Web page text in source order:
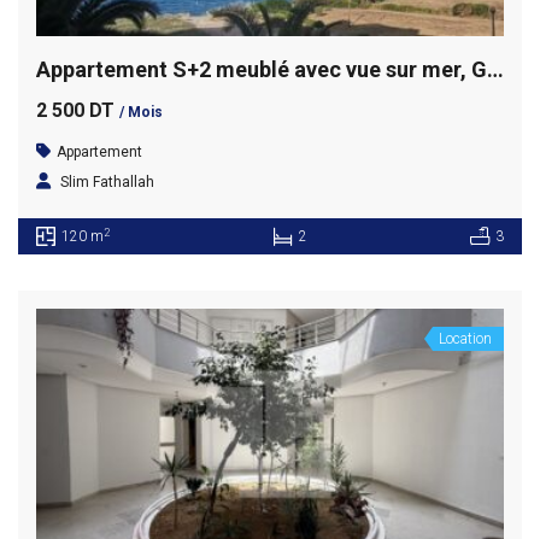
Appartement S+2 meublé avec vue sur mer, Gammarth
2 500 DT / Mois
Appartement
Slim Fathallah
120 m2 2 3
Location